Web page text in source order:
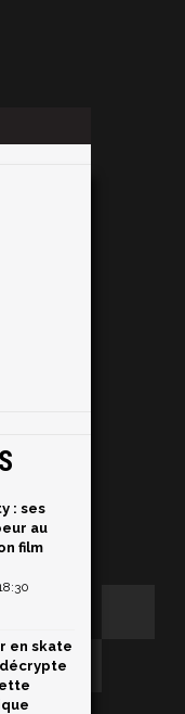
: ses
au
film
en skate
décrypte